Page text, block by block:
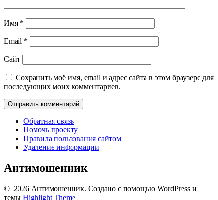
Имя *
Email *
Сайт
Сохранить моё имя, email и адрес сайта в этом браузере для
последующих моих комментариев.
Обратная связь
Помочь проекту
Правила пользования сайтом
Удаление информации
Антимошенник
© 2026 Антимошенник. Создано с помощью WordPress и
темы Highlight Theme